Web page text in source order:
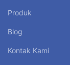
Produk
Blog
Kontak Kami